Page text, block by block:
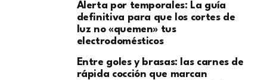
Alerta por temporales: La guía
definitiva para que los cortes de
luz no «quemen» tus
electrodomésticos
Entre goles y brasas: las carnes de
rápida cocción que marcan